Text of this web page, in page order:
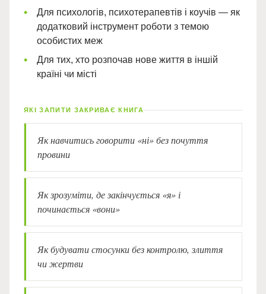
Для психологів, психотерапевтів і коучів — як
додатковий інструмент роботи з темою
особистих меж
Для тих, хто розпочав нове життя в іншій
країні чи місті
ЯКІ ЗАПИТИ ЗАКРИВАЄ КНИГА
Як навчитись говорити «ні» без почуття
провини
Як зрозуміти, де закінчується «я» і
починається «вони»
Як будувати стосунки без контролю, злиття
чи жертви